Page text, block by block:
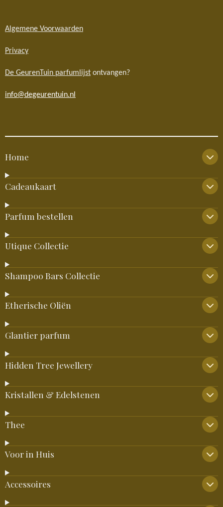
Algemene Voorwaarden
Privacy
De GeurenTuin parfumlijst ontvangen?
info@degeurentuin.nl
Home
Cadeaukaart
Parfum bestellen
Utique Collectie
Shampoo Bars Collectie
Etherische Oliën
Glantier parfum
Hidden Tree Jewellery
Kristallen & Edelstenen
Thee
Voor in Huis
Accessoires